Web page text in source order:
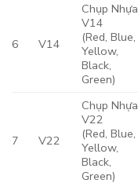
6 V14
Chụp Nhựa
V14
(Red, Blue,
Yellow,
Black,
Green)
7 V22
Chụp Nhựa
V22
(Red, Blue,
Yellow,
Black,
Green)